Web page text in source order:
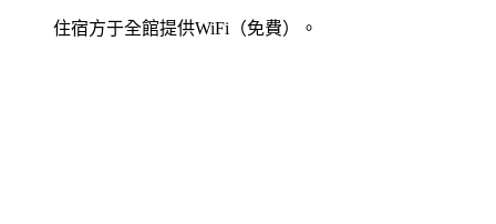
住宿方于全館提供WiFi（免費）。